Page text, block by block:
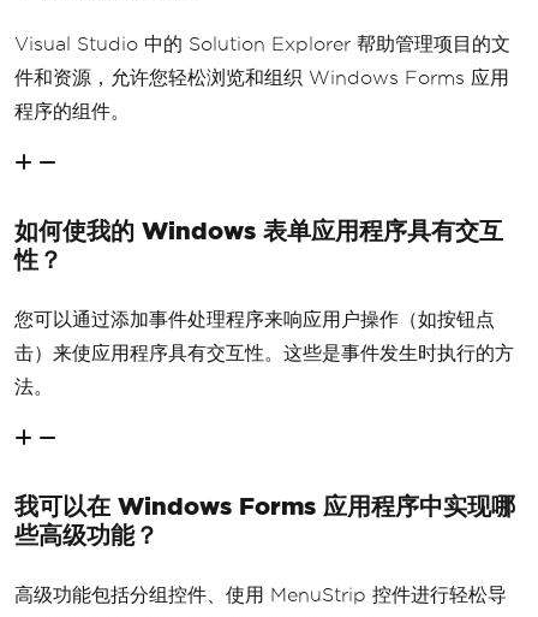
Visual Studio 中的 Solution Explorer 帮助管理项目的文
件和资源，允许您轻松浏览和组织 Windows Forms 应用
程序的组件。
如何使我的 Windows 表单应用程序具有交互
性？
您可以通过添加事件处理程序来响应用户操作（如按钮点
击）来使应用程序具有交互性。这些是事件发生时执行的方
法。
我可以在 Windows Forms 应用程序中实现哪
些高级功能？
高级功能包括分组控件、使用 MenuStrip 控件进行轻松导